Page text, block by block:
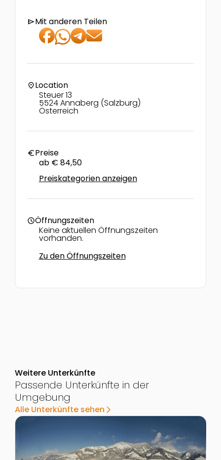
sendMit anderen Teilen
location_onLocation
Steuer 13
5524 Annaberg (Salzburg)
Österreich
euroPreise
ab € 84,50
Preiskategorien anzeigen
scheduleÖffnungszeiten
Keine aktuellen Öffnungszeiten
vorhanden.
Zu den Öffnungszeiten
Weitere Unterkünfte
Passende Unterkünfte in der
Umgebung
Alle Unterkünfte sehen arrow_forward_ios
Zur Detailseite von Familienurlaub am Ferienhof